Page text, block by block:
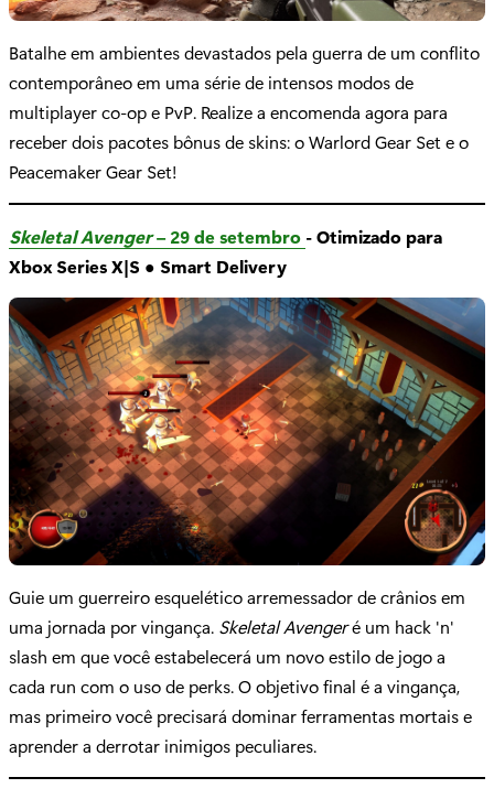
Batalhe em ambientes devastados pela guerra de um conflito
contemporâneo em uma série de intensos modos de
multiplayer co-op e PvP. Realize a encomenda agora para
receber dois pacotes bônus de skins: o Warlord Gear Set e o
Peacemaker Gear Set!
Skeletal Avenger– 29 de setembro - Otimizado para
Xbox Series X|S ● Smart Delivery
Guie um guerreiro esquelético arremessador de crânios em
uma jornada por vingança. Skeletal Avengeré um hack 'n'
slash em que você estabelecerá um novo estilo de jogo a
cada run com o uso de perks. O objetivo final é a vingança,
mas primeiro você precisará dominar ferramentas mortais e
aprender a derrotar inimigos peculiares.